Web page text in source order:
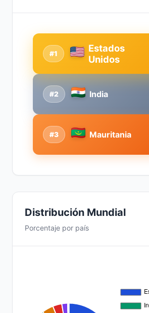
#2 India
#1
Estados
Unidos
#3 Mauritania
Distribución Mundial
Porcentaje por país